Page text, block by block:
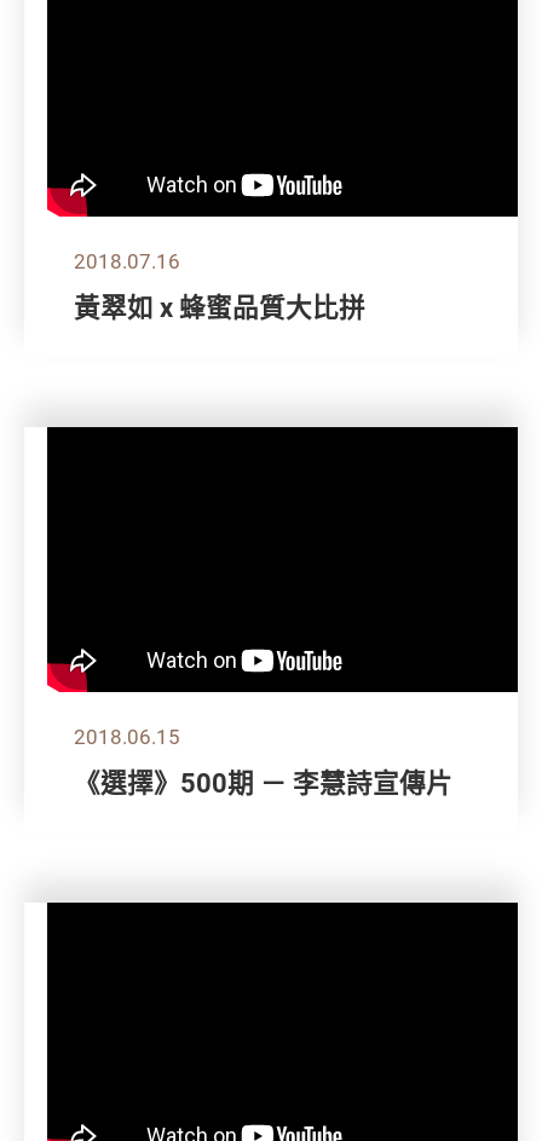
2018.07.16
黃翠如 x 蜂蜜品質大比拼
2018.06.15
《選擇》500期 － 李慧詩宣傳片